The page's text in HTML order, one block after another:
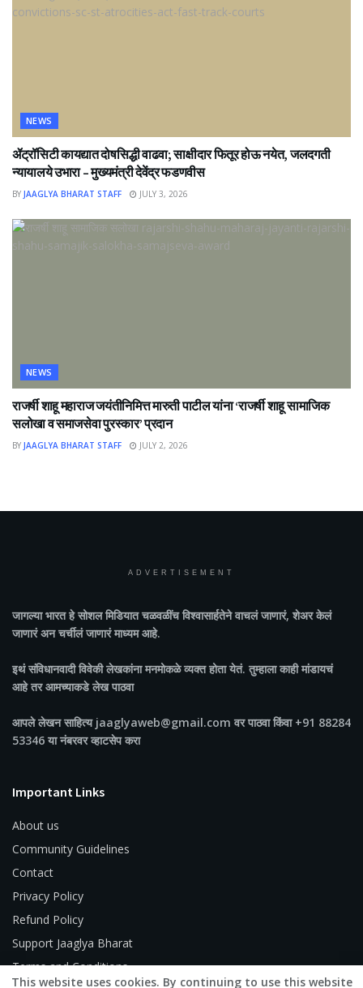
NEWS
ॲट्रॉसिटी कायद्यात दोषसिद्धी वाढवा; साक्षीदार फितूर होऊ नयेत, जलदगती
न्यायालये उभारा – मुख्यमंत्री देवेंद्र फडणवीस
BY JAAGLYA BHARAT STAFF JULY 3, 2026
NEWS
राजर्षी शाहू महाराज जयंतीनिमित्त मारुती पाटील यांना ‘राजर्षी शाहू सामाजिक
सलोखा व समाजसेवा पुरस्कार’ प्रदान
BY JAAGLYA BHARAT STAFF JULY 2, 2026
ADVERTISEMENT
जागल्या भारतहे सोशल मिडियात चळवळींच विश्वासार्हतेने वाचलं जाणारं, शेअर केलं
जाणारं अन चर्चीलं जाणारं माध्यम आहे.
इथं संविधानवादी विवेकी लेखकांना मनमोकळे व्यक्त होता येतं. तुम्हाला काही मांडायचं
आहे तर आमच्याकडे लेख पाठवा
आपले लेखन साहित्य jaaglyaweb@gmail.com वर पाठवा किंवा +91 88284
53346 या नंबरवर व्हाटसेप करा
Important Links
About us
Community Guidelines
Contact
Privacy Policy
Refund Policy
Support Jaaglya Bharat
Terms and Conditions
This website uses cookies. By continuing to use this website